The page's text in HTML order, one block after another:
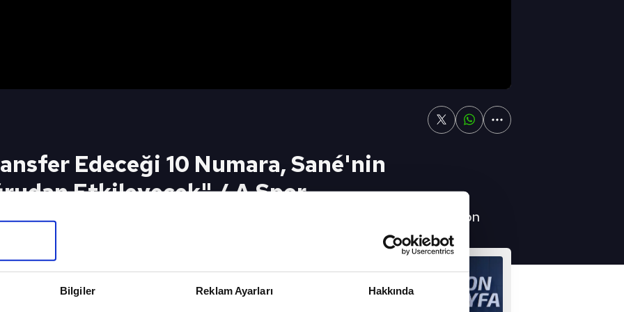
Bilgiler Reklam Ayarları Hakkında
Edeceği 10 Numara, Sané'nin
Etkileyecek" / A Spor
10 Numara, Sané'nin Performansını Doğrudan Etkileyecek" / A Spor / Son
Canlı Yayın İçin Tıkla